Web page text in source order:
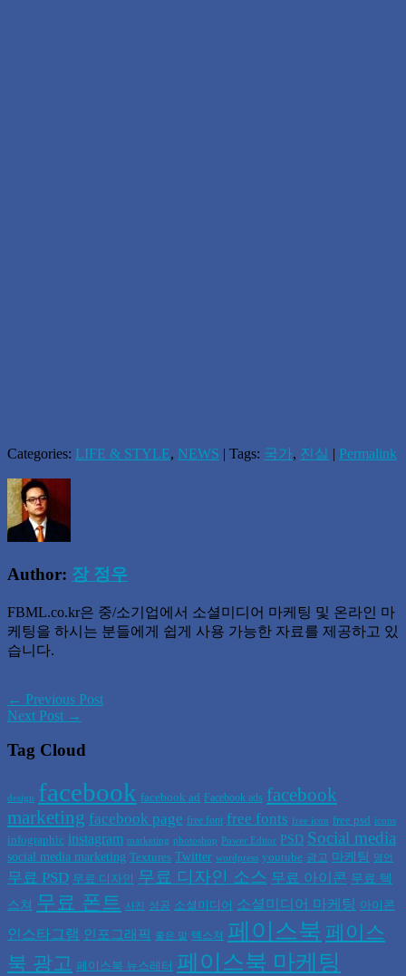
Categories: LIFE & STYLE, NEWS | Tags: 국가, 진실 | Permalink
Author: 장 정우
FBML.co.kr은 중/소기업에서 소셜미디어 마케팅 및 온라인 마
케팅을 하시는 분들에게 쉽게 사용 가능한 자료를 제공하고 있
습니다.
← Previous Post
Next Post →
Tag Cloud
design facebook facebook ad Facebook ads facebook
marketing facebook page free font free fonts free icon free psd icons
infographic instagram marketing photoshop Power Editor PSD Social media
social media marketing Textures Twitter wordpress youtube 광고 마케팅 명언
무료 PSD 무료 디자인 무료 디자인 소스 무료 아이콘 무료 텍
스쳐 무료 폰트 사진 성공 소셜미디어 소셜미디어 마케팅 아이콘
인스타그램 인포그래픽 좋은 말 텍스쳐 페이스북 페이스
북 광고 페이스북 뉴스레터 페이스북 마케팅